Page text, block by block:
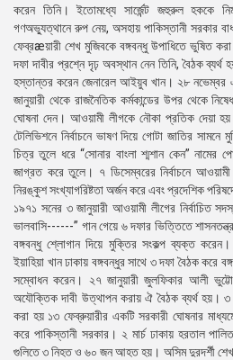
করেন তিনি। ইতোমধ্যে সার্জেন্ট জহুরুল হককে
গণঅভ্যুত্থানে রুপ নেয়, অসহায় পাকিস্তানী সরকার
ফেব্রæয়ারী শেখ মুজিবকে বঙ্গবন্ধু উপাধিতে ভুষিত
দফা দাবীর প্রশ্নে দৃঢ় অবস্থান নেন তিনি, বৈঠক ব্যর্থ
হস্তান্তর করেন জেনারেল আইয়ুব খান। ২৮ নভেম্বর
জানুয়ারী থেকে রাজনৈতিক কর্মকান্ডের উপর থেকে
ঘোষনা দেন। আওয়ামী লীগকে নৌকা প্রতিক দেয়া
টেলিভিশনে নির্বাচনে ভাষণ দিয়ে গোটা জাতির
চিত্র তুলে ধরে “সোনার বাংলা শ্মশান কেন” নামের
জাগ্রত করে তুলে। ৭ ডিসেম্বরের নির্বাচনে
নিরঙ্কুশ সংখ্যাগরিষ্টতা অর্জন করে এবং প্রদেশিক
১৯৭১ সনের ৩ জানুয়ারী আওয়ামী লীগের নির্বাচিত
ভালবাসি------” গান গেয়ে ৬ দফার ভিত্তিতে
বঙ্গবন্ধু শ্লোগান দিয়ে মুক্তির সংকল্প ব্যক্ত করেন।
ইয়াহিয়া খান ঢাকায় বঙ্গবন্ধুর সাথে ৩ দফা বৈঠক করে
সম্বোধন করেন। ২৭ জানুয়ারী জুলফিকার আলী
অযৌক্তিক দাবী উত্থাপন করায় ঐ বৈঠক ব্যর্থ হয়। ৩
করা হয় ১৩ ফেব্রুয়ারীর একটি সরকারী ঘোষনার
করে পাকিস্তানী সরকার। ২ মার্চ ঢাকায় হরতাল
গুলিতে ৩ নিহত ও ৬০ জন আহত হয়। অসিম দুরদর্শী শেখ